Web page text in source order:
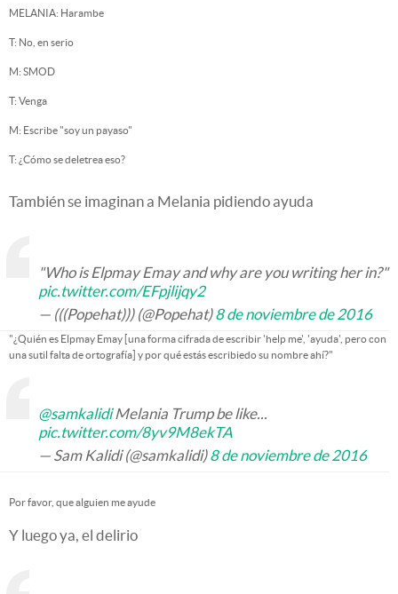
MELANIA: Harambe
T: No, en serio
M: SMOD
T: Venga
M: Escribe "soy un payaso"
T: ¿Cómo se deletrea eso?
También se imaginan a Melania pidiendo ayuda
"Who is Elpmay Emay and why are you writing her in?"
pic.twitter.com/EFpjlijqy2
— (((Popehat))) (@Popehat)8 de noviembre de 2016
"¿Quién es Elpmay Emay [una forma cifrada de escribir 'help me', 'ayuda', pero con
una sutil falta de ortografía] y por qué estás escribiedo su nombre ahí?"
@samkalidiMelania Trump be like...
pic.twitter.com/8yv9M8ekTA
— Sam Kalidi (@samkalidi)8 de noviembre de 2016
Por favor, que alguien me ayude
Y luego ya, el delirio